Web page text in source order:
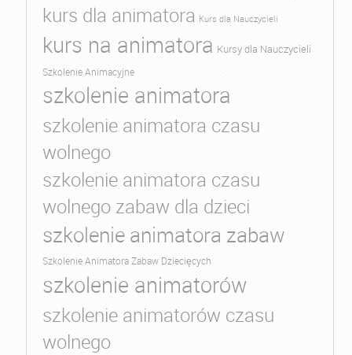
kurs dla animatora Kurs dla Nauczycieli
kurs na animatora Kursy dla Nauczycieli
Szkolenie Animacyjne
szkolenie animatora
szkolenie animatora czasu
wolnego
szkolenie animatora czasu
wolnego zabaw dla dzieci
szkolenie animatora zabaw
Szkolenie Animatora Zabaw Dziecięcych
szkolenie animatorów
szkolenie animatorów czasu
wolnego